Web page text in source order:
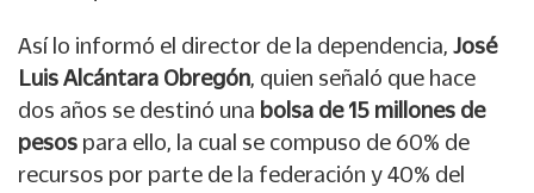
Así lo informó el director de la dependencia, José
Luis Alcántara Obregón, quien señaló que hace
dos años se destinó una bolsa de 15 millones de
pesos para ello, la cual se compuso de 60% de
recursos por parte de la federación y 40% del